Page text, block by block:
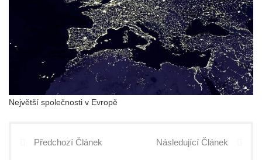
Největší společnosti v Evropě
Předchozí Článek Následující Článek